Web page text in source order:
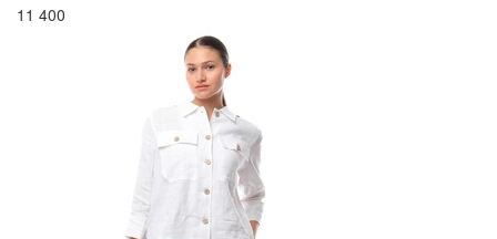
11 400